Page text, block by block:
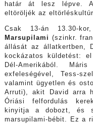
határ át lesz lépve. A
eltöröljék az
Csak 13-án 13.30-
Marsupilami (szinkr.
állását az állatkertben,
kockázatos küldetést:
Dél-Amerikából.
exfeleségével, Tess-
valamint ügyetlen és
Arruti), akit David arra
Óriási felfordulás
kinyitja a dobozt, és
marsupilami-bébit. Ez a